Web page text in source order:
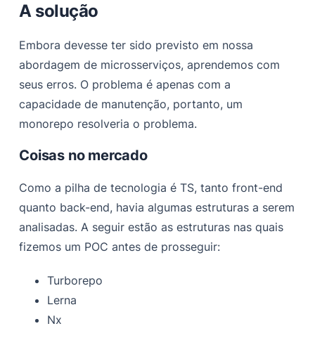
A solução
Embora devesse ter sido previsto em nossa
abordagem de microsserviços, aprendemos com
seus erros. O problema é apenas com a
capacidade de manutenção, portanto, um
monorepo resolveria o problema.
Coisas no mercado
Como a pilha de tecnologia é TS, tanto front-end
quanto back-end, havia algumas estruturas a serem
analisadas. A seguir estão as estruturas nas quais
fizemos um POC antes de prosseguir:
Turborepo
Lerna
Nx